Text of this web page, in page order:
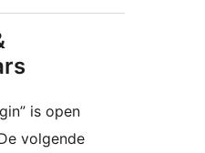
is open
volgende